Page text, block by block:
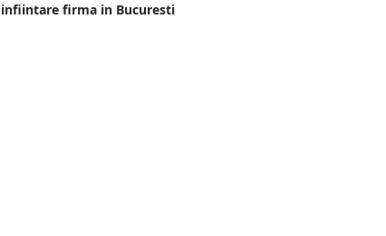
infiintare firma in Bucuresti